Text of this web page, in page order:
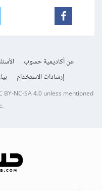
عن أكاديمية حسوب
إرشادات الاستخدام
BY-NC-SA 4.0unless mentioned